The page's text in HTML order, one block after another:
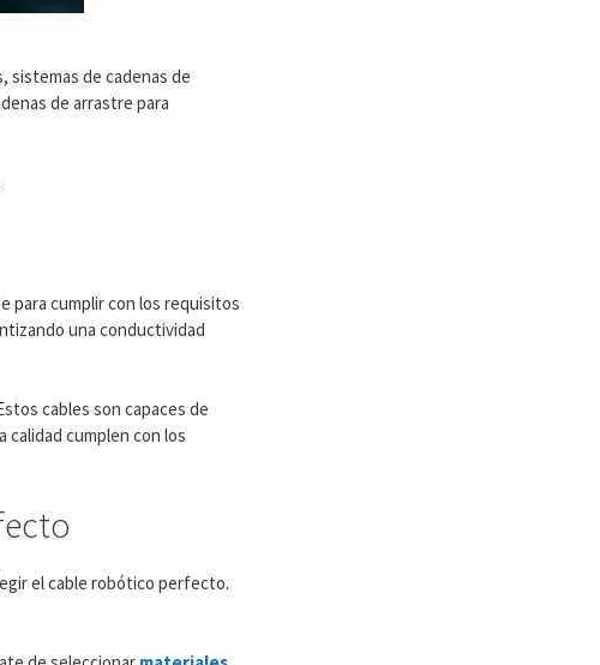
sistemas de cadenas de
de arrastre para
para cumplir con los requisitos
una conductividad
cables son capaces de
cumplen con los
el cable robótico perfecto.